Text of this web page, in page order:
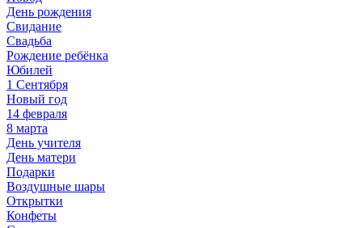
День рождения
Свидание
Свадьба
Рождение ребёнка
Юбилей
1 Сентября
Новый год
14 февраля
8 марта
День учителя
День матери
Подарки
Воздушные шары
Открытки
Конфеты